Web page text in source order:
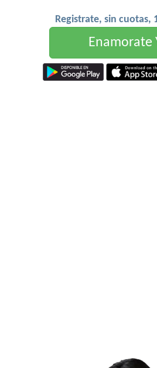
Registrate, sin cuotas,
Enamorate